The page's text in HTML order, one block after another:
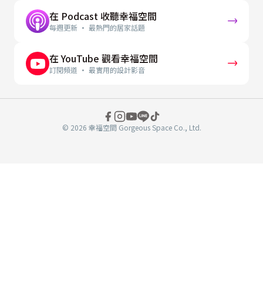
在 Podcast 收聽幸福空間
每週更新 · 最熱門的居家話題
在 YouTube 觀看幸福空間
訂閱頻道 · 最實用的設計影音
© 2026 幸福空間 Gorgeous Space Co., Ltd.